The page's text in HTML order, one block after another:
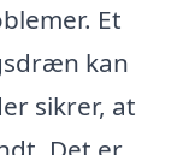
Et
kan
sikrer, at